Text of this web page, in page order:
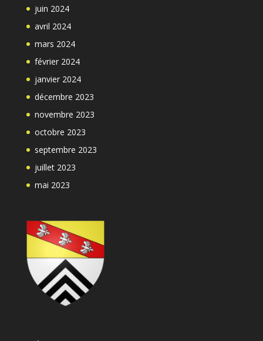
juin 2024
avril 2024
mars 2024
février 2024
janvier 2024
décembre 2023
novembre 2023
octobre 2023
septembre 2023
juillet 2023
mai 2023